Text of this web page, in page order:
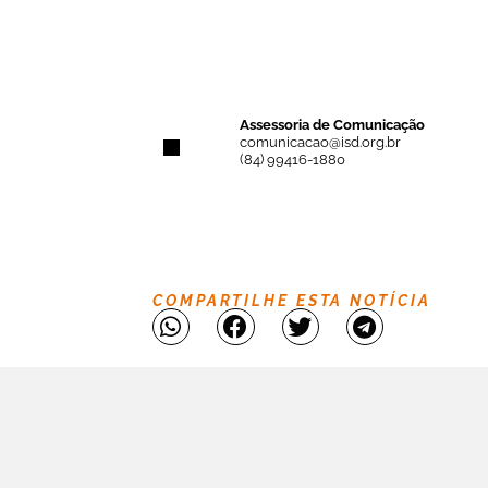
Assessoria de Comunicação
comunicacao@isd.org.br
(84) 99416-1880
COMPARTILHE ESTA NOTÍCIA